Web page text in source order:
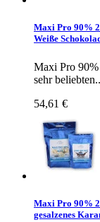
Maxi Pro 90%
Weiße
Maxi Pro 90%
sehr
54,61 €
Maxi Pro 90%
gesalzenes